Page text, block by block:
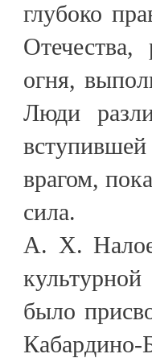
глубоко
огня,
Люди
врагом,
сила.
А. Х.
было